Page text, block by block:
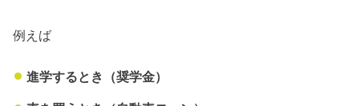
例えば
進学するとき（奨学金）